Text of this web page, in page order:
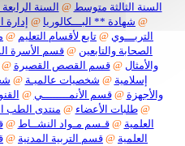
السنة الثالثة متوسط @ السنة
@ شهادة ** البـــكالوريا @ إدارة
التربـــوي @ تابع لأقسام التعليم @
الصحابة والتابعين @قسم الأسرة
والأمثال @قسم القصص القصيرة
إسلامية @ شخصيات عالميـة @
والأجهزة @قسم الأنمــــــــي @
@طلبات الأعضاء @ منتدى الطب
العلمية @قـسم مـواد النشــاط @
العلمية @ قسم التربية المدنية @